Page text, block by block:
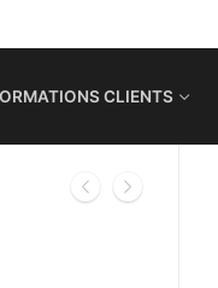
CLIENTS